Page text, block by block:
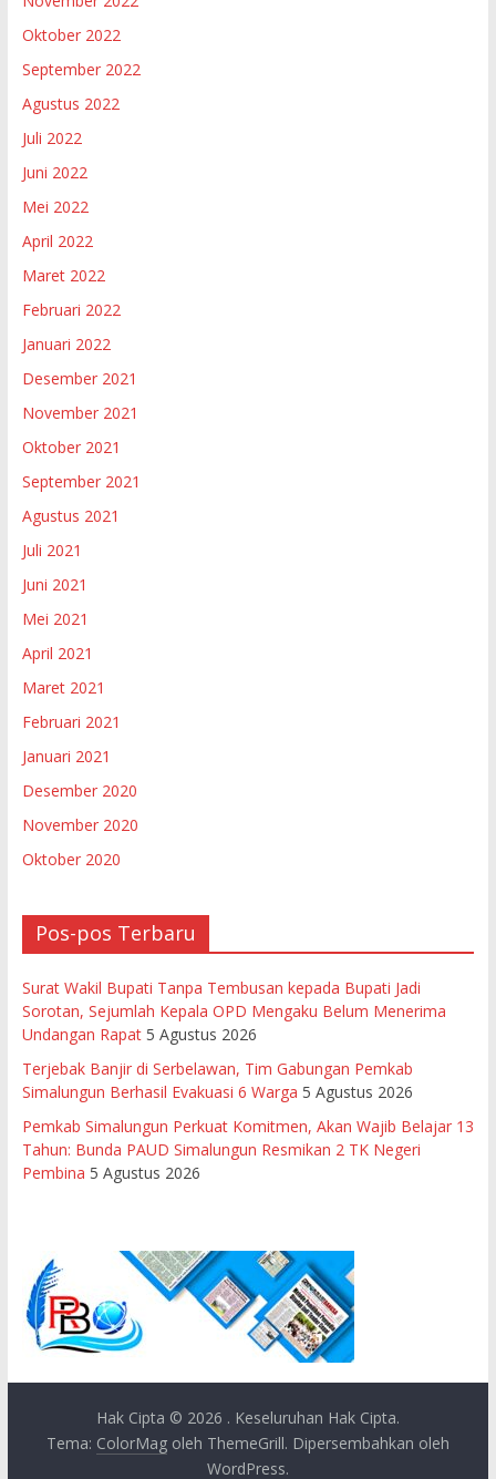
Oktober 2022
September 2022
Agustus 2022
Juli 2022
Juni 2022
Mei 2022
April 2022
Maret 2022
Februari 2022
Januari 2022
Desember 2021
November 2021
Oktober 2021
September 2021
Agustus 2021
Juli 2021
Juni 2021
Mei 2021
April 2021
Maret 2021
Februari 2021
Januari 2021
Desember 2020
November 2020
Oktober 2020
Pos-pos Terbaru
Surat Wakil Bupati Tanpa Tembusan kepada Bupati Jadi
Sorotan, Sejumlah Kepala OPD Mengaku Belum Menerima
Undangan Rapat 5 Agustus 2026
Terjebak Banjir di Serbelawan, Tim Gabungan Pemkab
Simalungun Berhasil Evakuasi 6 Warga 5 Agustus 2026
Pemkab Simalungun Perkuat Komitmen, Akan Wajib Belajar 13
Tahun: Bunda PAUD Simalungun Resmikan 2 TK Negeri
Pembina 5 Agustus 2026
Hak Cipta © 2026 . Keseluruhan Hak Cipta.
Tema: ColorMagoleh ThemeGrill. Dipersembahkan oleh
WordPress.